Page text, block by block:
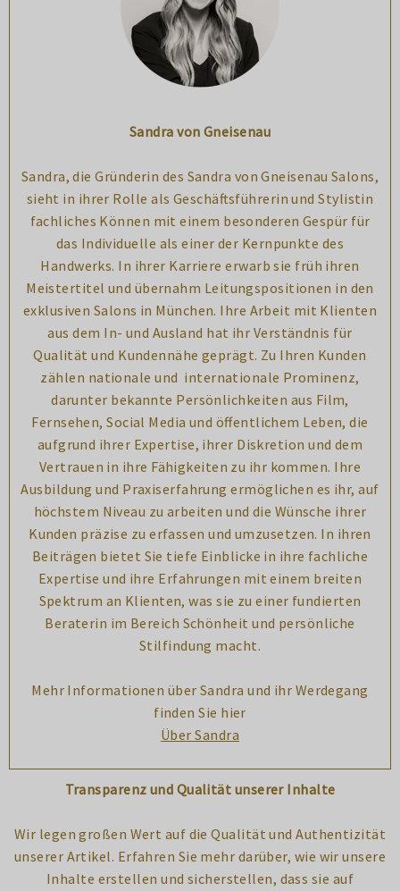
Sandra von Gneisenau
Sandra, die Gründerin des Sandra von Gneisenau Salons,
sieht in ihrer Rolle als Geschäftsführerin und Stylistin
fachliches Können mit einem besonderen Gespür für
das Individuelle als einer der Kernpunkte des
Handwerks. In ihrer Karriere erwarb sie früh ihren
Meistertitel und übernahm Leitungspositionen in den
exklusiven Salons in München. Ihre Arbeit mit Klienten
aus dem In- und Ausland hat ihr Verständnis für
Qualität und Kundennähe geprägt. Zu Ihren Kunden
zählen nationale und internationale Prominenz,
darunter bekannte Persönlichkeiten aus Film,
Fernsehen, Social Media und öffentlichem Leben, die
aufgrund ihrer Expertise, ihrer Diskretion und dem
Vertrauen in ihre Fähigkeiten zu ihr kommen. Ihre
Ausbildung und Praxiserfahrung ermöglichen es ihr, auf
höchstem Niveau zu arbeiten und die Wünsche ihrer
Kunden präzise zu erfassen und umzusetzen. In ihren
Beiträgen bietet Sie tiefe Einblicke in ihre fachliche
Expertise und ihre Erfahrungen mit einem breiten
Spektrum an Klienten, was sie zu einer fundierten
Beraterin im Bereich Schönheit und persönliche
Stilfindung macht.
Mehr Informationen über Sandra und ihr Werdegang
finden Sie hier
Über Sandra
Transparenz und Qualität unserer Inhalte
Wir legen großen Wert auf die Qualität und Authentizität
unserer Artikel. Erfahren Sie mehr darüber, wie wir unsere
Inhalte erstellen und sicherstellen, dass sie auf